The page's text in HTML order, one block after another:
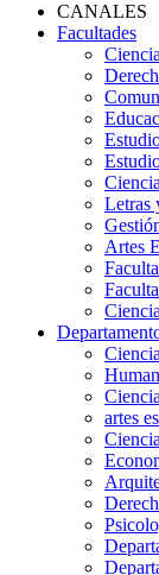
CANALES
Facultades
Letras
Artes
artes